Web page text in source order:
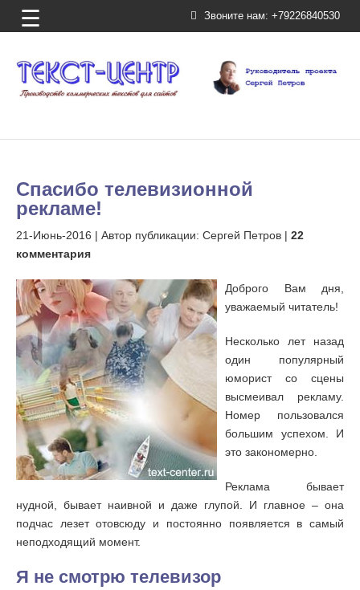
Звоните нам: +79226840530
☰
Спасибо телевизионной
рекламе!
21-Июнь-2016 | Автор публикации: Сергей Петров | 22
комментария
Доброго Вам дня,
уважаемый читатель!
Несколько лет назад
один популярный
юморист со сцены
высмеивал рекламу.
Номер пользовался
большим успехом. И
это закономерно.
Реклама бывает
нудной, бывает наивной и даже глупой. И главное – она
подчас лезет отовсюду и постоянно появляется в самый
неподходящий момент.
Я не смотрю телевизор